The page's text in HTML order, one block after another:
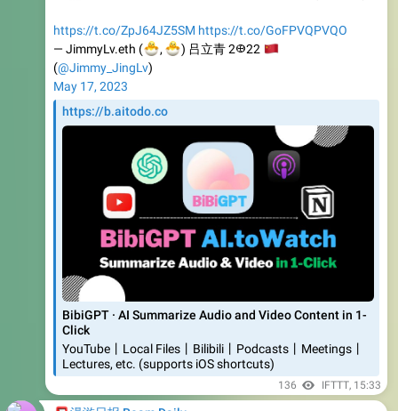
(@Jimmy_JingLv)
May 17, 2023
https://b.aitodo.co
BibiGPT · AI Summarize Audio and Video Content in 1-
Click
YouTube丨Local Files丨Bilibili丨Podcasts丨Meetings丨
Lectures, etc. (supports iOS shortcuts)
136 IFTTT, 15:33
漫游日报 Roam Daily
https://t.co/2r9i8xqdaK